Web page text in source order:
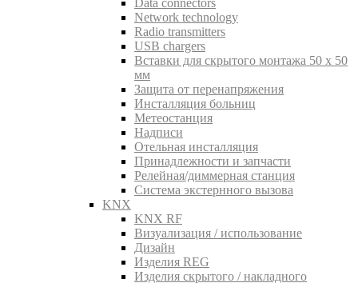
Data connectors
Network technology
Radio transmitters
USB chargers
Вставки для скрытого монтажа 50 x 50
мм
Защита от перенапряжения
Инсталляция больниц
Метеостанция
Надписи
Отельная инсталляция
Принадлежности и запчасти
Релейная/диммерная станция
Система экстернного вызова
KNX
KNX RF
Визуализация / использование
Дизайн
Изделия REG
Изделия скрытого / накладного